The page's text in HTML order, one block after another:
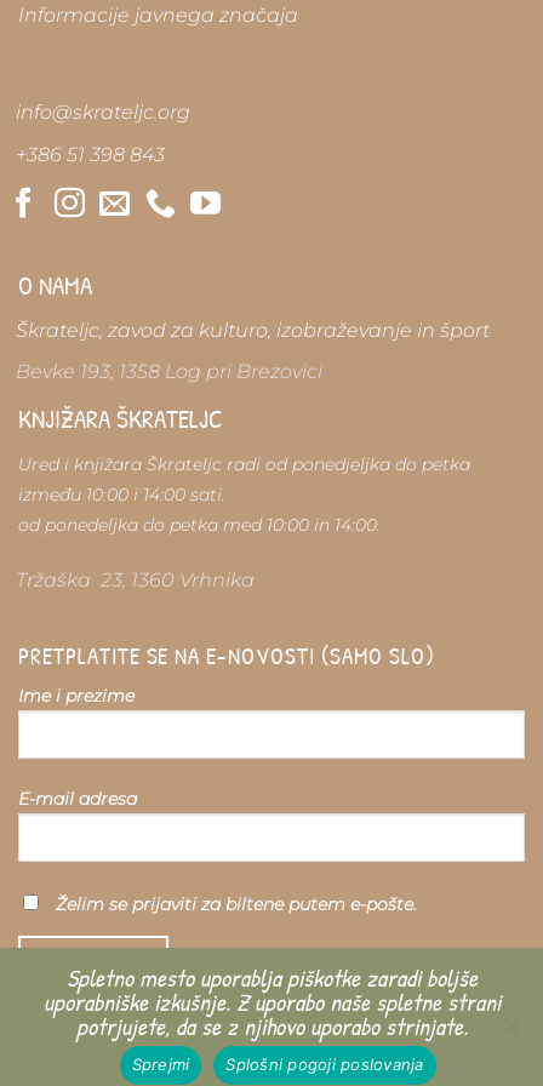
Informacije javnega značaja
info@skrateljc.org
+386 51 398 843
O NAMA
Škrateljc, zavod za kulturo, izobraževanje in šport
Bevke 193, 1358 Log pri Brezovici
KNJIŽARA ŠKRATELJC
Ured i knjižara Škrateljc radi od ponedjeljka do petka
između 10:00 i 14:00 sati.
od ponedeljka do petka med 10:00 in 14:00.
Tržaška 23, 1360 Vrhnika
PRETPLATITE SE NA E-NOVOSTI (SAMO SLO)
Ime i prezime
E-mail adresa
Želim se prijaviti za biltene putem e-pošte.
Spletno mesto uporablja piškotke zaradi boljše
uporabniške izkušnje. Z uporabo naše spletne strani
potrjujete, da se z njihovo uporabo strinjate.
Sprejmi Splošni pogoji poslovanja